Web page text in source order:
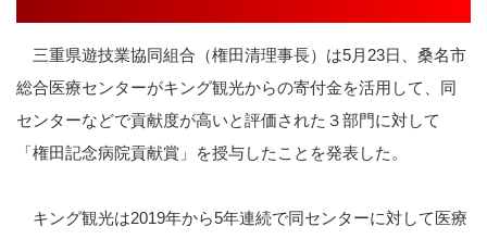
三重県遊技業協同組合（権田清理事長）は5月23日、桑名市
総合医療センターがキング観光からの寄付金を活用して、同
センターなどで貢献度が高いと評価された３部門に対して
「権田記念病院貢献賞」を授与したことを発表した。
キング観光は2019年から5年連続で同センターに対して医療